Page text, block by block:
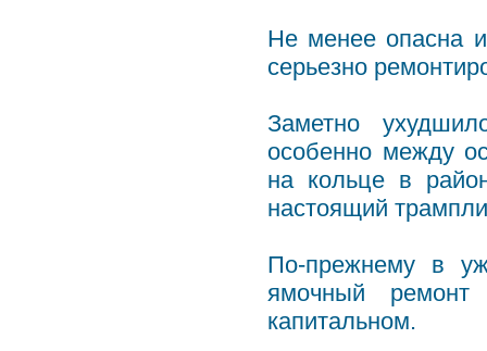
Не менее опасна
серьезно
Заметно
особенно между
на кольце в
настоящий
По-прежнему в
ямочный
капитальном.